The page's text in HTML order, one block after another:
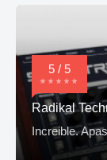
5 / 5
Radikal
Increible.